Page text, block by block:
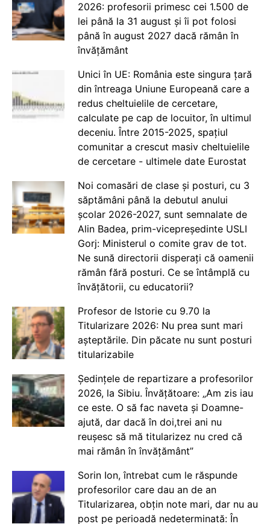
2026: profesorii primesc cei 1.500 de
lei până la 31 august și îi pot folosi
până în august 2027 dacă rămân în
învățământ
Unici în UE: România este singura țară
din întreaga Uniune Europeană care a
redus cheltuielile de cercetare,
calculate pe cap de locuitor, în ultimul
deceniu. Între 2015-2025, spațiul
comunitar a crescut masiv cheltuielile
de cercetare - ultimele date Eurostat
Noi comasări de clase și posturi, cu 3
săptămâni până la debutul anului
școlar 2026-2027, sunt semnalate de
Alin Badea, prim-vicepreședinte USLI
Gorj: Ministerul o comite grav de tot.
Ne sună directorii disperați că oamenii
rămân fără posturi. Ce se întâmplă cu
învățătorii, cu educatorii?
Profesor de Istorie cu 9.70 la
Titularizare 2026: Nu prea sunt mari
așteptările. Din păcate nu sunt posturi
titularizabile
Ședințele de repartizare a profesorilor
2026, la Sibiu. Învățătoare: „Am zis iau
ce este. O să fac naveta și Doamne-
ajută, dar dacă în doi,trei ani nu
reușesc să mă titularizez nu cred că
mai rămân în învățământ”
Sorin Ion, întrebat cum le răspunde
profesorilor care dau an de an
Titularizarea, obțin note mari, dar nu au
post pe perioadă nedeterminată: În